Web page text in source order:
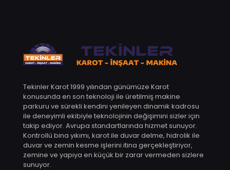
Tekinler Karot 1999 yılından günümüze Karot
konusunda en son teknoloji ile üretilmiş makine
parkuru ve sürekli kendini yenileyen dinamik kadrosu
ile deneyimli ekibiyle teknolojinin değişimini sizler için
takip ediyor. Avrupa standartlarında hizmet sunuyor.
Kontrollü bina yıkımı, karot ile duvar delme, hidrolik ile
duvar ve zemin kesme işlerini itina gerçekleştiriyor,
zemine ve yapıya en küçük bir zarar vermeden sizlere
sunuyor.